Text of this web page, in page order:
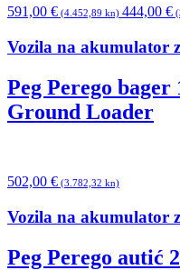
591,00 € (4.452,89 kn) 444,00 €
Vozila na akumulator
Peg Perego bager
Ground Loader
502,00 € (3.782,32 kn)
Vozila na akumulator
Peg Perego autić